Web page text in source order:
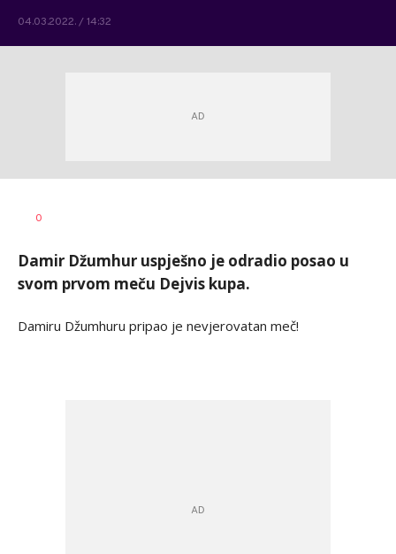
04.03.2022. / 14:32
AUTOR
0
Damir Džumhur uspješno je odradio posao u
svom prvom meču Dejvis kupa.
Damiru Džumhuru pripao je nevjerovatan meč!